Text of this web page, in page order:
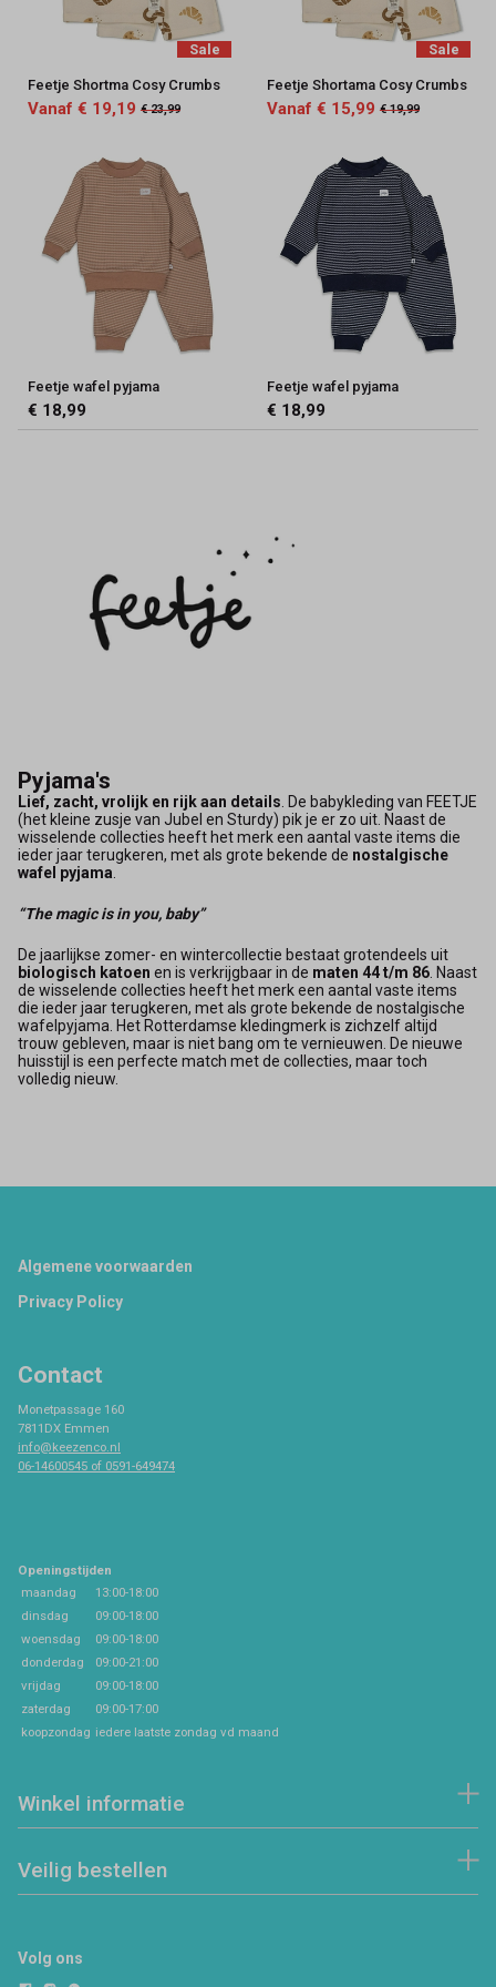
Sale
Feetje Shortma Cosy Crumbs
Vanaf € 19,19 € 23,99
Sale
Feetje Shortama Cosy Crumbs
Vanaf € 15,99 € 19,99
Feetje wafel pyjama
€ 18,99
Feetje wafel pyjama
€ 18,99
Pyjama's
Lief, zacht, vrolijk en rijk aan details . De babykle­ding van FEETJE
(het kleine zusje van Jubel en Sturdy) pik je er zo uit. Naast de
wisselende collecties heeft het merk een aantal vaste items die
ieder jaar terugkeren, met als grote bekende de nostalgische
wafel pyjama
“The magic is in you, baby”
De jaarlijkse zomer- en wintercollectie bestaat grotendeels uit
biologisch katoen en is verkrijgbaar in de maten 44 t/m 86 . Naast
de wisselende collecties heeft het merk een aantal vaste items
die ieder jaar terugkeren, met als grote bekende de nostalgische
wafelpyjama. Het Rotterdamse kledingmerk is zichzelf altijd
trouw gebleven, maar is niet bang om te vernieuwen. De nieuwe
huisstijl is een perfecte match met de collecties, maar toch
volledig nieuw.
Footer
Algemene voorwaarden
Privacy Policy
Contact
Monetpassage 160
7811DX Emmen
info@keezenco.nl
06-14600545 of 0591-649474
Openingstijden
maandag
13:00-18:00
dinsdag
09:00-18:00
woensdag
09:00-18:00
donderdag
09:00-21:00
vrijdag
09:00-18:00
zaterdag
09:00-17:00
koopzondag iedere laatste zondag vd maand
Winkel informatie
Veilig bestellen
Volg ons